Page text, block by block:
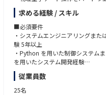
の要件定義・仕様設計・実装
・レーザー・カメラ・波形発生器
機器とのインターフェース設計
・量子物理実験チーム・海外エ
よびドキュメント整備
・既存制御システムのアーキテ
への統合設計支援
求める経験 / スキル
■必須要件
・システムエンジニアリングま
験 5年以上
・Python を用いた制御システム
を用いたシステム開発経験
・要件定義・インターフェース仕
ステム）
・ビジネスレベルの英語力（グロ
従業員数
25名